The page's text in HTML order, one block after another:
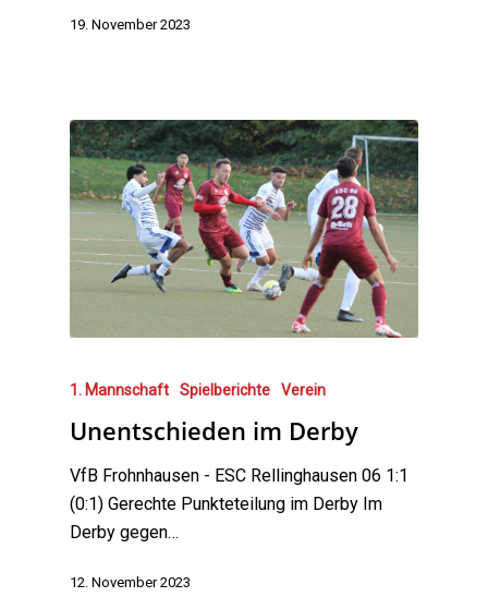
19. November 2023
1. Mannschaft Spielberichte Verein
Unentschieden im Derby
VfB Frohnhausen - ESC Rellinghausen 06 1:1
(0:1) Gerechte Punkteteilung im Derby Im
Derby gegen…
12. November 2023